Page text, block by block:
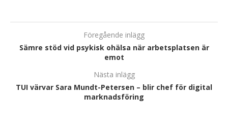
Föregående inlägg
Sämre stöd vid psykisk ohälsa när arbetsplatsen är
emot
Nästa inlägg
TUI värvar Sara Mundt-Petersen – blir chef för digital
marknadsföring